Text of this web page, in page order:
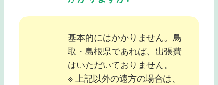
基本的にはかかりません。鳥
取・島根県であれば、出張費
はいただいておりません。
※ 上記以外の遠方の場合は、